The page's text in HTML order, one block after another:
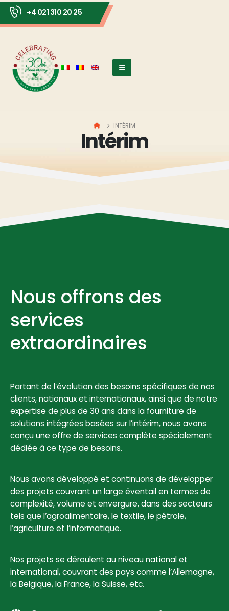
+4 021 310 20 25
HOMEINTÉRIM
Intérim
Nous offrons des
services
extraordinaires
Partant de l’évolution des besoins spécifiques de nos
clients, nationaux et internationaux, ainsi que de notre
expertise de plus de 30 ans dans la fourniture de
solutions intégrées basées sur l’intérim, nous avons
conçu une offre de services complète spécialement
dédiée à ce type de besoins.
Nous avons développé et continuons de développer
des projets couvrant un large éventail en termes de
complexité, volume et envergure, dans des secteurs
tels que l’agroalimentaire, le textile, le pétrole,
l’agriculture et l’informatique.
Nos projets se déroulent au niveau national et
international, couvrant des pays comme l’Allemagne,
la Belgique, la France, la Suisse, etc.